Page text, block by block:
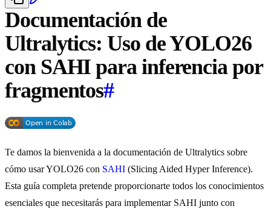
Documentación de
Ultralytics: Uso de YOLO26
con SAHI para inferencia por
fragmentos#
Te damos la bienvenida a la documentación de Ultralytics sobre
cómo usar YOLO26 con SAHI (Slicing Aided Hyper Inference).
Esta guía completa pretende proporcionarte todos los conocimientos
esenciales que necesitarás para implementar SAHI junto con